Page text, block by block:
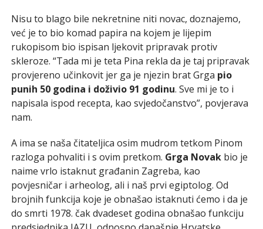
Nisu to blago bile nekretnine niti novac, doznajemo,
već je to bio komad papira na kojem je lijepim
rukopisom bio ispisan ljekovit pripravak protiv
skleroze. “Tada mi je teta Pina rekla da je taj pripravak
provjereno učinkovit jer ga je njezin brat Grga pio
punih 50 godina i doživio 91 godinu. Sve mi je to i
napisala ispod recepta, kao svjedočanstvo”, povjerava
nam.
A ima se naša čitateljica osim mudrom tetkom Pinom
razloga pohvaliti i s ovim pretkom. Grga Novakbio je
naime vrlo istaknut građanin Zagreba, kao
povjesničar i arheolog, ali i naš prvi egiptolog. Od
brojnih funkcija koje je obnašao istaknuti ćemo i da je
do smrti 1978. čak dvadeset godina obnašao funkciju